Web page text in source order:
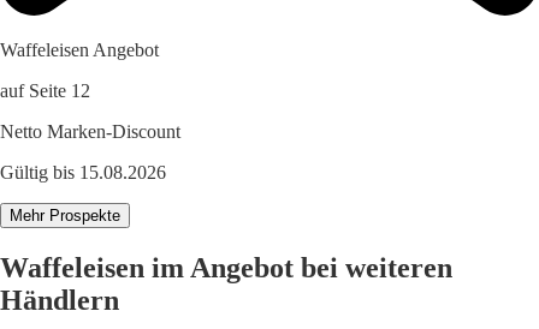
Waffeleisen Angebot
auf Seite 12
Netto Marken-Discount
Gültig bis 15.08.2026
Mehr Prospekte
Waffeleisen im Angebot bei weiteren
Händlern